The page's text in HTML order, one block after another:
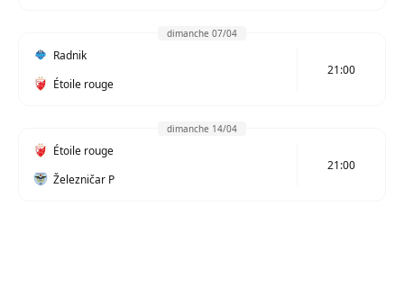
dimanche 07/04
Radnik
Étoile rouge
21:00
dimanche 14/04
Étoile rouge
Železničar P
21:00